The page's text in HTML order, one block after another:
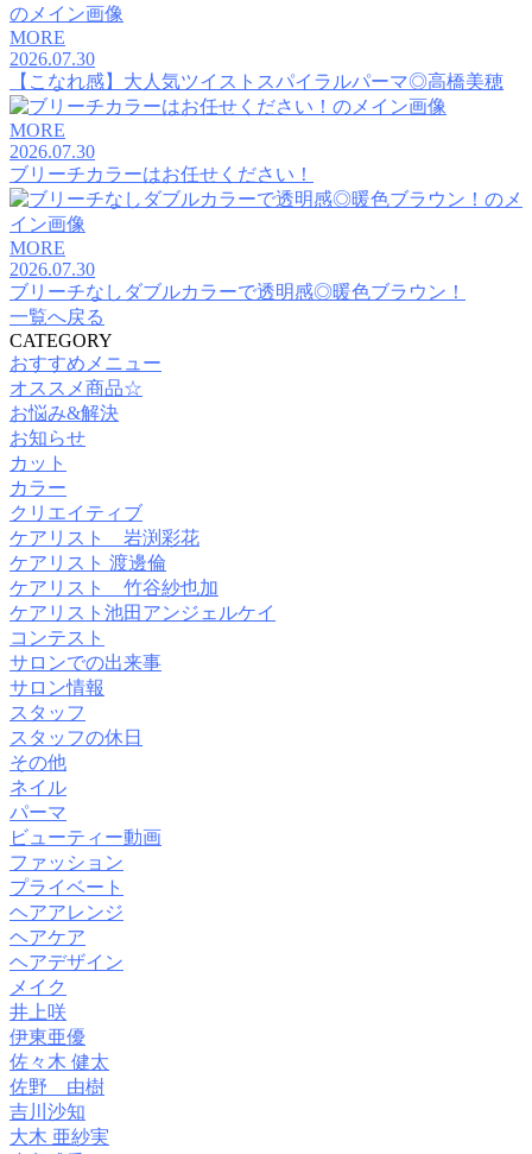
MORE
2026.07.30
【こなれ感】大人気ツイストスパイラルパーマ◎高橋美穂
MORE
2026.07.30
ブリーチカラーはお任せください！
MORE
2026.07.30
ブリーチなしダブルカラーで透明感◎暖色ブラウン！
一覧へ戻る
CATEGORY
おすすめメニュー
オススメ商品☆
お悩み&解決
お知らせ
カット
カラー
クリエイティブ
ケアリスト 岩渕彩花
ケアリスト 渡邊倫
ケアリスト 竹谷紗也加
ケアリスト池田アンジェルケイ
コンテスト
サロンでの出来事
サロン情報
スタッフ
スタッフの休日
その他
ネイル
パーマ
ビューティー動画
ファッション
プライベート
ヘアアレンジ
ヘアケア
ヘアデザイン
メイク
井上咲
伊東亜優
佐々木 健太
佐野 由樹
吉川沙知
大木 亜紗実